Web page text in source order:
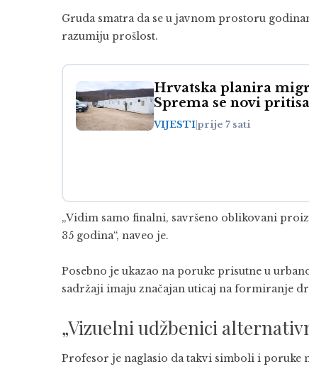
Gruda smatra da se u javnom prostoru
razumiju prošlost.
Hrvatska planira
Sprema se novi
VIJESTIprije 7 sati
„Vidim samo finalni, savršeno oblikovani
35 godina“, naveo je.
Posebno je ukazao na poruke prisutne u
sadržaji imaju značajan uticaj na formiranje
„Vizuelni udžbenici
Profesor je naglasio da takvi simboli i poruke